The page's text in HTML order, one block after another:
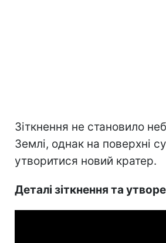
Зіткнення не становило
Землі, однак на поверхні
утворитися новий кратер.
Деталі зіткнення та